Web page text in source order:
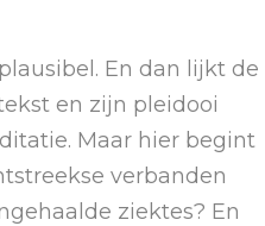
En dan lijkt de
en zijn pleidooi
Maar hier begint
verbanden
ziektes? En